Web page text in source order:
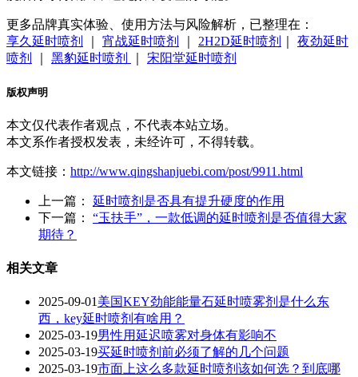
更多品牌真实体验、使用方法与风险解析，已整理在：
享久延时喷剂
宵战延时喷剂 2H2D延时喷剂
夜劲延时
喷剂
黑豹延时喷剂 宋阳堂延时喷剂
版权声明
本文仅代表作者观点，不代表本站立场。
本文系作者授权发表，未经许可，不得转载。
本文链接： http://www.qingshanjuebi.com/post/9911.html
上一篇： 延时喷剂是否具有提升硬度的作用
下一篇： “玉扶手”，一款低调的延时喷剂是否值得大家
期待？
相关文章
2025-09-01 美国KEY劲能能量石延时喷雾剂是什么东
西，key延时喷剂有啥用？
2025-03-19男性用延迟喷雾对身体有影响不
2025-03-19买延时喷剂前必须了解的几个问题
2025-03-19市面上这么多款延时喷剂该如何选？到底哪